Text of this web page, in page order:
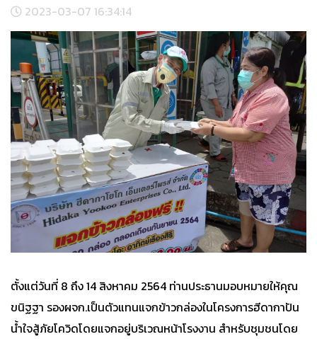
2023-03-07 16:34:14
ตั้งแต่วันที่ 8 ถึง 14 สิงหาคม 2564 ท่านประธานมอบหมายให้คุณ
ขนิฐฐา รองผจก.เป็นตัวแทนแจกข้าวกล่องในโครงการฮีดากาปัน
น้ำใจสู้ภัยโควิดโดยแจกอยู่บริเวณหน้าโรงงาน สำหรับชุมชนโดย